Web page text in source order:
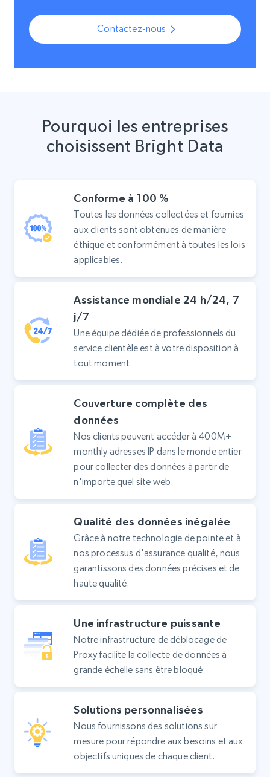
Contactez-nous
Pourquoi les entreprises
choisissent Bright Data
Conforme à 100 %
Toutes les données collectées et fournies
aux clients sont obtenues de manière
éthique et conformément à toutes les lois
applicables.
Assistance mondiale 24 h/24, 7
j/7
Une équipe dédiée de professionnels du
service clientèle est à votre disposition à
tout moment.
Couverture complète des
données
Nos clients peuvent accéder à 400M+
monthly adresses IP dans le monde entier
pour collecter des données à partir de
n'importe quel site web.
Qualité des données inégalée
Grâce à notre technologie de pointe et à
nos processus d'assurance qualité, nous
garantissons des données précises et de
haute qualité.
Une infrastructure puissante
Notre infrastructure de déblocage de
Proxy facilite la collecte de données à
grande échelle sans être bloqué.
Solutions personnalisées
Nous fournissons des solutions sur
mesure pour répondre aux besoins et aux
objectifs uniques de chaque client.